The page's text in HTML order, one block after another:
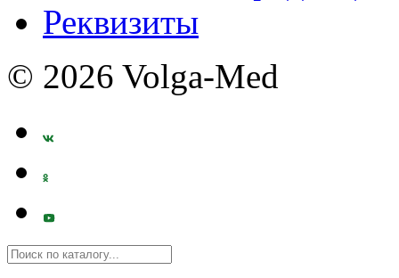
Реквизиты
© 2026 Volga-Med